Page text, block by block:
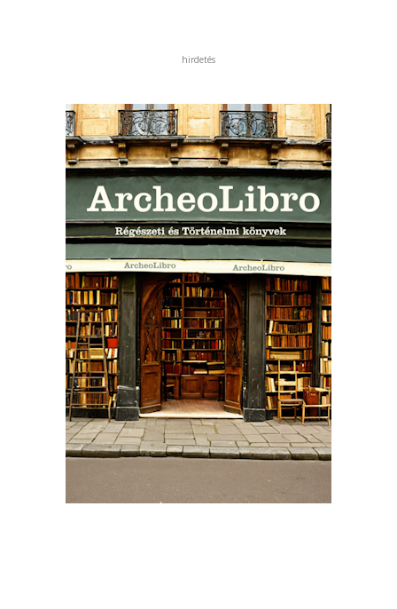
hirdetés